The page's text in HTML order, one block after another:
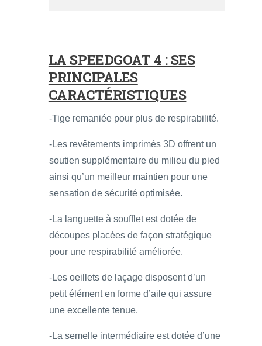
LA SPEEDGOAT 4 : SES
PRINCIPALES
CARACTÉRISTIQUES
-Tige remaniée pour plus de respirabilité.
-Les revêtements imprimés 3D offrent un
soutien supplémentaire du milieu du pied
ainsi qu’un meilleur maintien pour une
sensation de sécurité optimisée.
-La languette à soufflet est dotée de
découpes placées de façon stratégique
pour une respirabilité améliorée.
-Les oeillets de laçage disposent d’un
petit élément en forme d’aile qui assure
une excellente tenue.
-La semelle intermédiaire est dotée d’une